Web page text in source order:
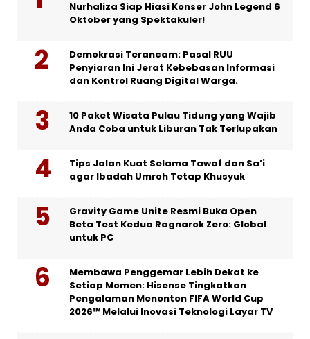
Nurhaliza Siap Hiasi Konser John Legend 6
Oktober yang Spektakuler!
Demokrasi Terancam: Pasal RUU
Penyiaran Ini Jerat Kebebasan Informasi
dan Kontrol Ruang Digital Warga.
10 Paket Wisata Pulau Tidung yang Wajib
Anda Coba untuk Liburan Tak Terlupakan
Tips Jalan Kuat Selama Tawaf dan Sa’i
agar Ibadah Umroh Tetap Khusyuk
Gravity Game Unite Resmi Buka Open
Beta Test Kedua Ragnarok Zero: Global
untuk PC
Membawa Penggemar Lebih Dekat ke
Setiap Momen: Hisense Tingkatkan
Pengalaman Menonton FIFA World Cup
2026™ Melalui Inovasi Teknologi Layar TV